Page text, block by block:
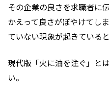
その企業の良さを求職者に
かえって良さがぼやけてし
ていない現象が起きている
現代版「火に油を注ぐ」と
い。